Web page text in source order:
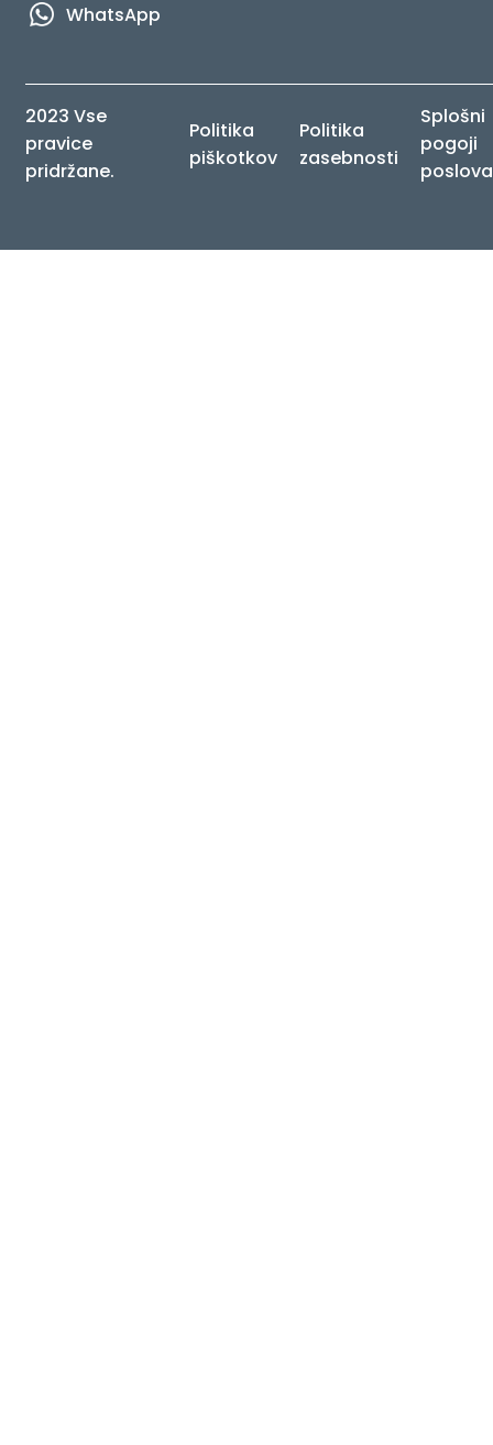
WhatsApp
2023 Vse
pravice
pridržane.
Politika
piškotkov
Politika
zasebnosti
Splošni
pogoji